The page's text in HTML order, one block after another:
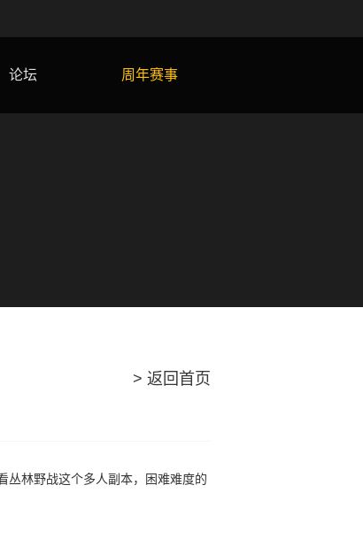
论坛 周年赛事
> 返回首页
林野战这个多人副本，困难难度的